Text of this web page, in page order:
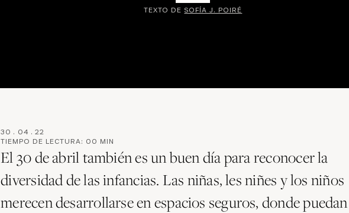
TEXTO DE SOFÍA J. POIRÉ
30 . 04 . 22
TIEMPO DE LECTURA: 00 MIN
El 30 de abril también es un buen día para reconocer la
diversidad de las infancias. Las niñas, les niñes y los niños
merecen desarrollarse en espacios seguros, donde puedan